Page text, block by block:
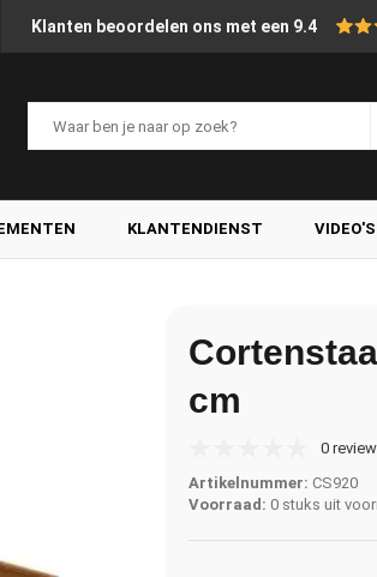
Klanten beoordelen ons met een 9.4
KLANTENDIENST VIDEO'S
cm
0
Artikelnummer: CS920
Voorraad: 0 stuks uit